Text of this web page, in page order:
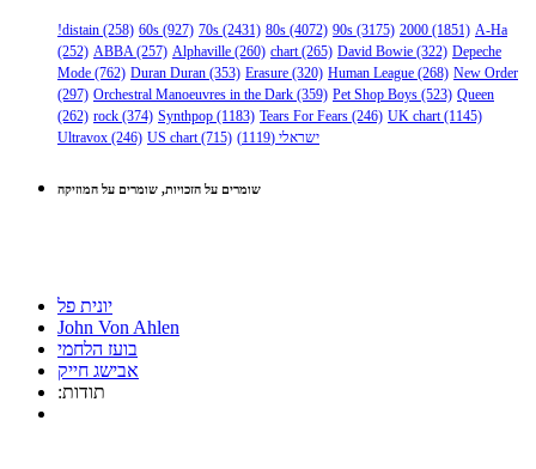
!distain (258) 60s (927) 70s (2431) 80s (4072) 90s (3175) 2000 (1851) A-Ha
(252) ABBA (257) Alphaville (260) chart (265) David Bowie (322) Depeche
Mode (762) Duran Duran (353) Erasure (320) Human League (268) New Order
(297) Orchestral Manoeuvres in the Dark (359) Pet Shop Boys (523) Queen
(262) rock (374) Synthpop (1183) Tears For Fears (246) UK chart (1145)
Ultravox (246) US chart (715) ישראלי (1119)
שומרים על הזכויות, שומרים על המוזיקה
יונית פל
John Von Ahlen
בועז הלחמי
אבישג חייק
:תודות